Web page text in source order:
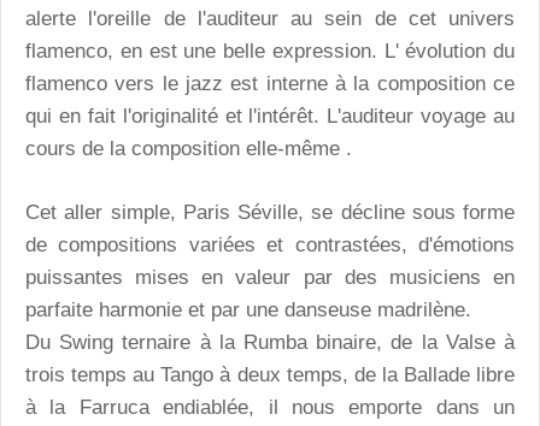
alerte l'oreille de l'auditeur au sein de cet univers
flamenco, en est une belle expression. L' évolution du
flamenco vers le jazz est interne à la composition ce
qui en fait l'originalité et l'intérêt. L'auditeur voyage au
cours de la composition elle-même .
Cet aller simple, Paris Séville, se décline sous forme
de compositions variées et contrastées, d'émotions
puissantes mises en valeur par des musiciens en
parfaite harmonie et par une danseuse madrilène.
Du Swing ternaire à la Rumba binaire, de la Valse à
trois temps au Tango à deux temps, de la Ballade libre
à la Farruca endiablée, il nous emporte dans un